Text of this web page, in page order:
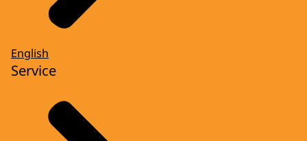
English
Service